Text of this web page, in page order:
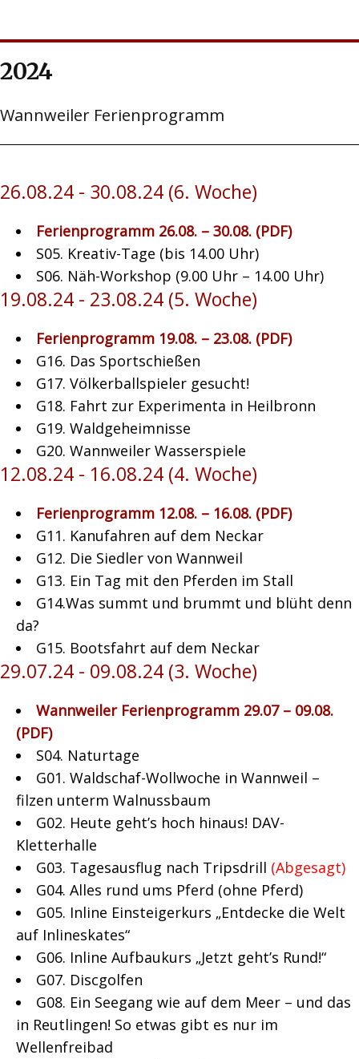
2024
Wannweiler Ferienprogramm
26.08.24 - 30.08.24 (6. Woche)
Ferienprogramm 26.08. – 30.08. (PDF)
S05. Kreativ-Tage (bis 14.00 Uhr)
S06. Näh-Workshop (9.00 Uhr – 14.00 Uhr)
19.08.24 - 23.08.24 (5. Woche)
Ferienprogramm 19.08. – 23.08. (PDF)
G16. Das Sportschießen
G17. Völkerballspieler gesucht!
G18. Fahrt zur Experimenta in Heilbronn
G19. Waldgeheimnisse
G20. Wannweiler Wasserspiele
12.08.24 - 16.08.24 (4. Woche)
Ferienprogramm 12.08. – 16.08. (PDF)
G11. Kanufahren auf dem Neckar
G12. Die Siedler von Wannweil
G13. Ein Tag mit den Pferden im Stall
G14.Was summt und brummt und blüht denn
da?
G15. Bootsfahrt auf dem Neckar
29.07.24 - 09.08.24 (3. Woche)
Wannweiler Ferienprogramm 29.07 – 09.08.
(PDF)
S04. Naturtage
G01. Waldschaf-Wollwoche in Wannweil –
filzen unterm Walnussbaum
G02. Heute geht’s hoch hinaus! DAV-
Kletterhalle
G03. Tagesausflug nach Tripsdrill (Abgesagt)
G04. Alles rund ums Pferd (ohne Pferd)
G05. Inline Einsteigerkurs „Entdecke die Welt
auf Inlineskates“
G06. Inline Aufbaukurs „Jetzt geht’s Rund!“
G07. Discgolfen
G08. Ein Seegang wie auf dem Meer – und das
in Reutlingen! So etwas gibt es nur im
Wellenfreibad